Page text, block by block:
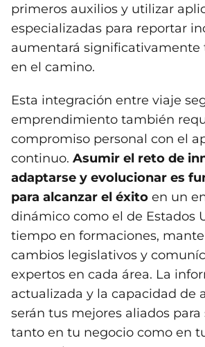
primeros auxilios y utilizar
especializadas para reportar
aumentará significativamente
en el camino.
Esta integración entre viaje
emprendimiento también
compromiso personal con el
continuo. Asumir el reto de
adaptarse y evolucionar es
para alcanzar el éxito en un
dinámico como el de Estados
tiempo en formaciones,
cambios legislativos y
expertos en cada área. La
actualizada y la capacidad de
serán tus mejores aliados para
tanto en tu negocio como en